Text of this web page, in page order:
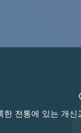
전통에 있는 개신